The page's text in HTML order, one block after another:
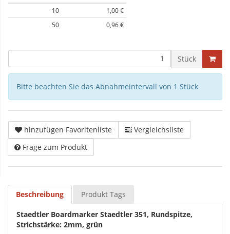
10
1,00 €
50
0,96 €
Stück
Bitte beachten Sie das Abnahmeintervall von 1 Stück
hinzufügen Favoritenliste
Vergleichsliste
Frage zum Produkt
Beschreibung Produkt Tags
Staedtler Boardmarker Staedtler 351, Rundspitze,
Strichstärke: 2mm, grün